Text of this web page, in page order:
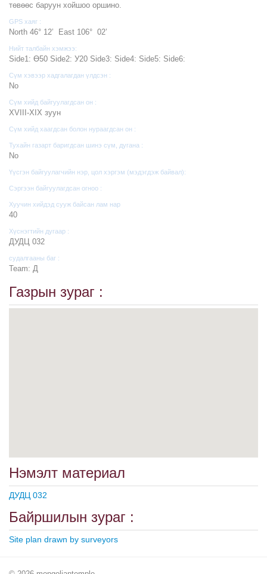
төвөөс баруун хойшоо оршино.
GPS хаяг :
North 46° 12’ East 106° 02’
Нийт талбайн хэмжээ:
Side1: Ө50 Side2: У20 Side3: Side4: Side5: Side6:
Сүм хэвээр хадгалагдан үлдсэн :
No
Сүм хийд байгуулагдсан он :
XVIII-XIX зуун
Сүм хийд хаагдсан болон нураагдсан он :
Тухайн газарт баригдсан шинэ сүм, дугана :
No
Үүсгэн байгуулагчийн нэр, цол хэргэм (мэдэгдэж байвал):
Сэргээн байгуулагдсан огноо :
Хуучин хийдэд сууж байсан лам нар
40
Хүснэгтийн дугаар :
ДУДЦ 032
судалгааны баг :
Team: Д
Газрын зураг :
Нэмэлт материал
ДУДЦ 032
Байршилын зураг :
Site plan drawn by surveyors